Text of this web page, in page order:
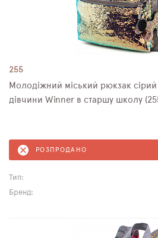
255
Молодіжний міський рюкзак
дівчини Winner в старшу школу
РОЗПРОДАНО
Тип:
Бренд: